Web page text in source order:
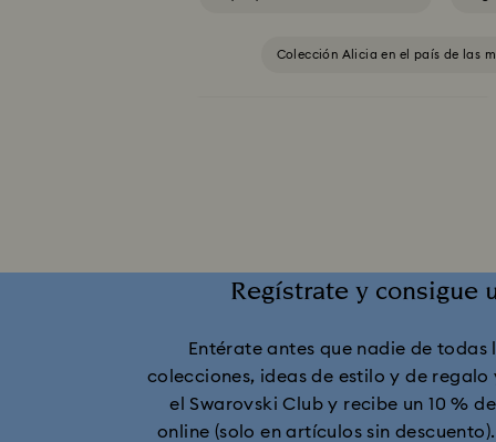
Colección Alicia en el país de las
Colección Millenia Colección
Colección de Figuras y Joyas
Colección de Figuras y Joyas de
Regístrate y consigue
Entérate antes que nadie de
colecciones, ideas de estilo y de
el Swarovski Club y recibe un 10 %
online (solo en artículos sin descuento).